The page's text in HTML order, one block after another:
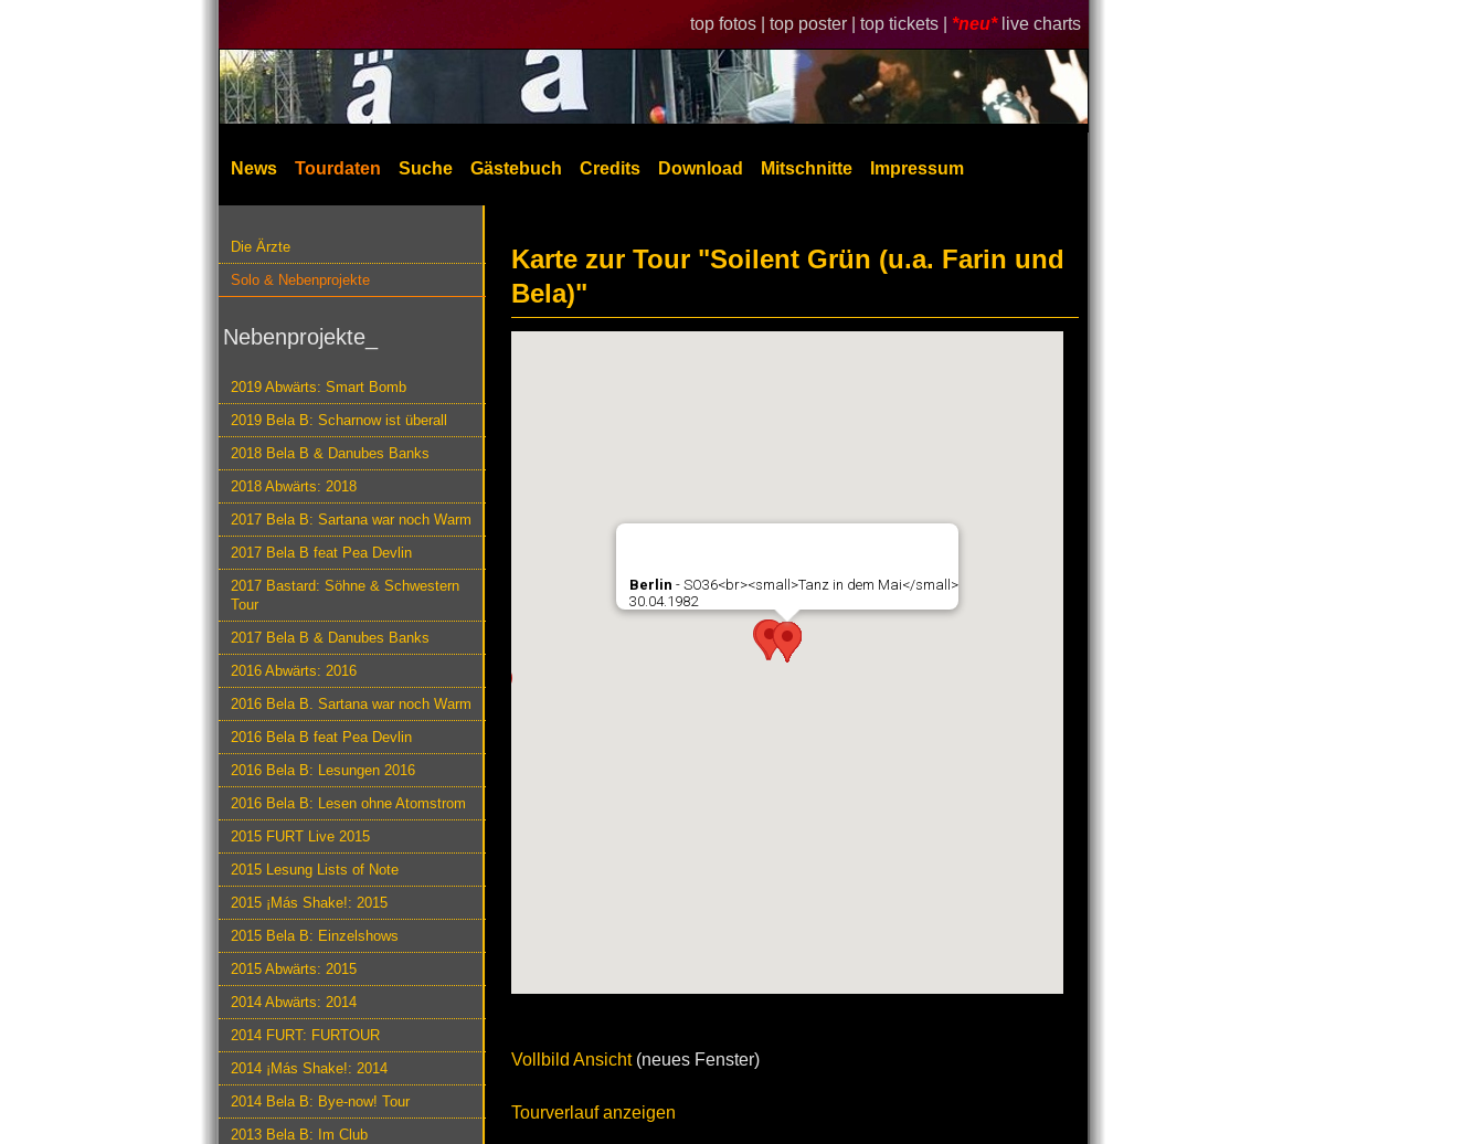
top fotos | top poster | top tickets | *neu* live charts
News Tourdaten Suche Gästebuch Credits Download Mitschnitte Impressum
Die Ärzte
Solo & Nebenprojekte
Nebenprojekte_
2019 Abwärts: Smart Bomb
2019 Bela B: Scharnow ist überall
2018 Bela B & Danubes Banks
2018 Abwärts: 2018
2017 Bela B: Sartana war noch Warm
2017 Bela B feat Pea Devlin
2017 Bastard: Söhne & Schwestern
Tour
2017 Bela B & Danubes Banks
2016 Abwärts: 2016
2016 Bela B. Sartana war noch Warm
2016 Bela B feat Pea Devlin
2016 Bela B: Lesungen 2016
2016 Bela B: Lesen ohne Atomstrom
2015 FURT Live 2015
2015 Lesung Lists of Note
2015 ¡Más Shake!: 2015
2015 Bela B: Einzelshows
2015 Abwärts: 2015
2014 Abwärts: 2014
2014 FURT: FURTOUR
2014 ¡Más Shake!: 2014
2014 Bela B: Bye-now! Tour
2013 Bela B: Im Club
Karte zur Tour "Soilent Grün (u.a. Farin und
Bela)"
Berlin - SO36<br><small>Tanz in dem Mai</small>
30.04.1982
Vollbild Ansicht(neues Fenster)
Tourverlauf anzeigen